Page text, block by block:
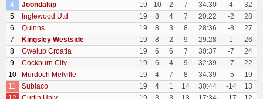
4
Joondalup 19 10 2 7 34:30 4
32
5
Inglewood Utd 19 8 4 7 20:22 -2
28
6
Quinns 19 8 3 8 28:36 -8
27
7
Kingsley Westside 19 8 2 9 29:28 1
26
8
Gwelup Croatia 19 6 6 7 30:37 -7
24
9
Cockburn City 19 6 4 9 32:39 -7
22
10
Murdoch Melville 19 4 7 8 34:39 -5
19
11
Subiaco 19 4 1 14 30:44 -14
13